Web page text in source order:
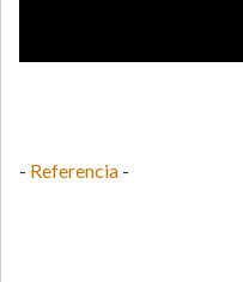
- Referencia -